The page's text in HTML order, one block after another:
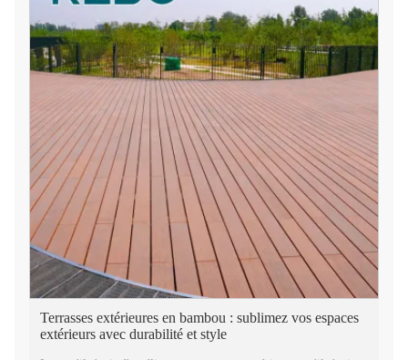
Terrasses extérieures en bambou : sublimez vos espaces
extérieurs avec durabilité et style